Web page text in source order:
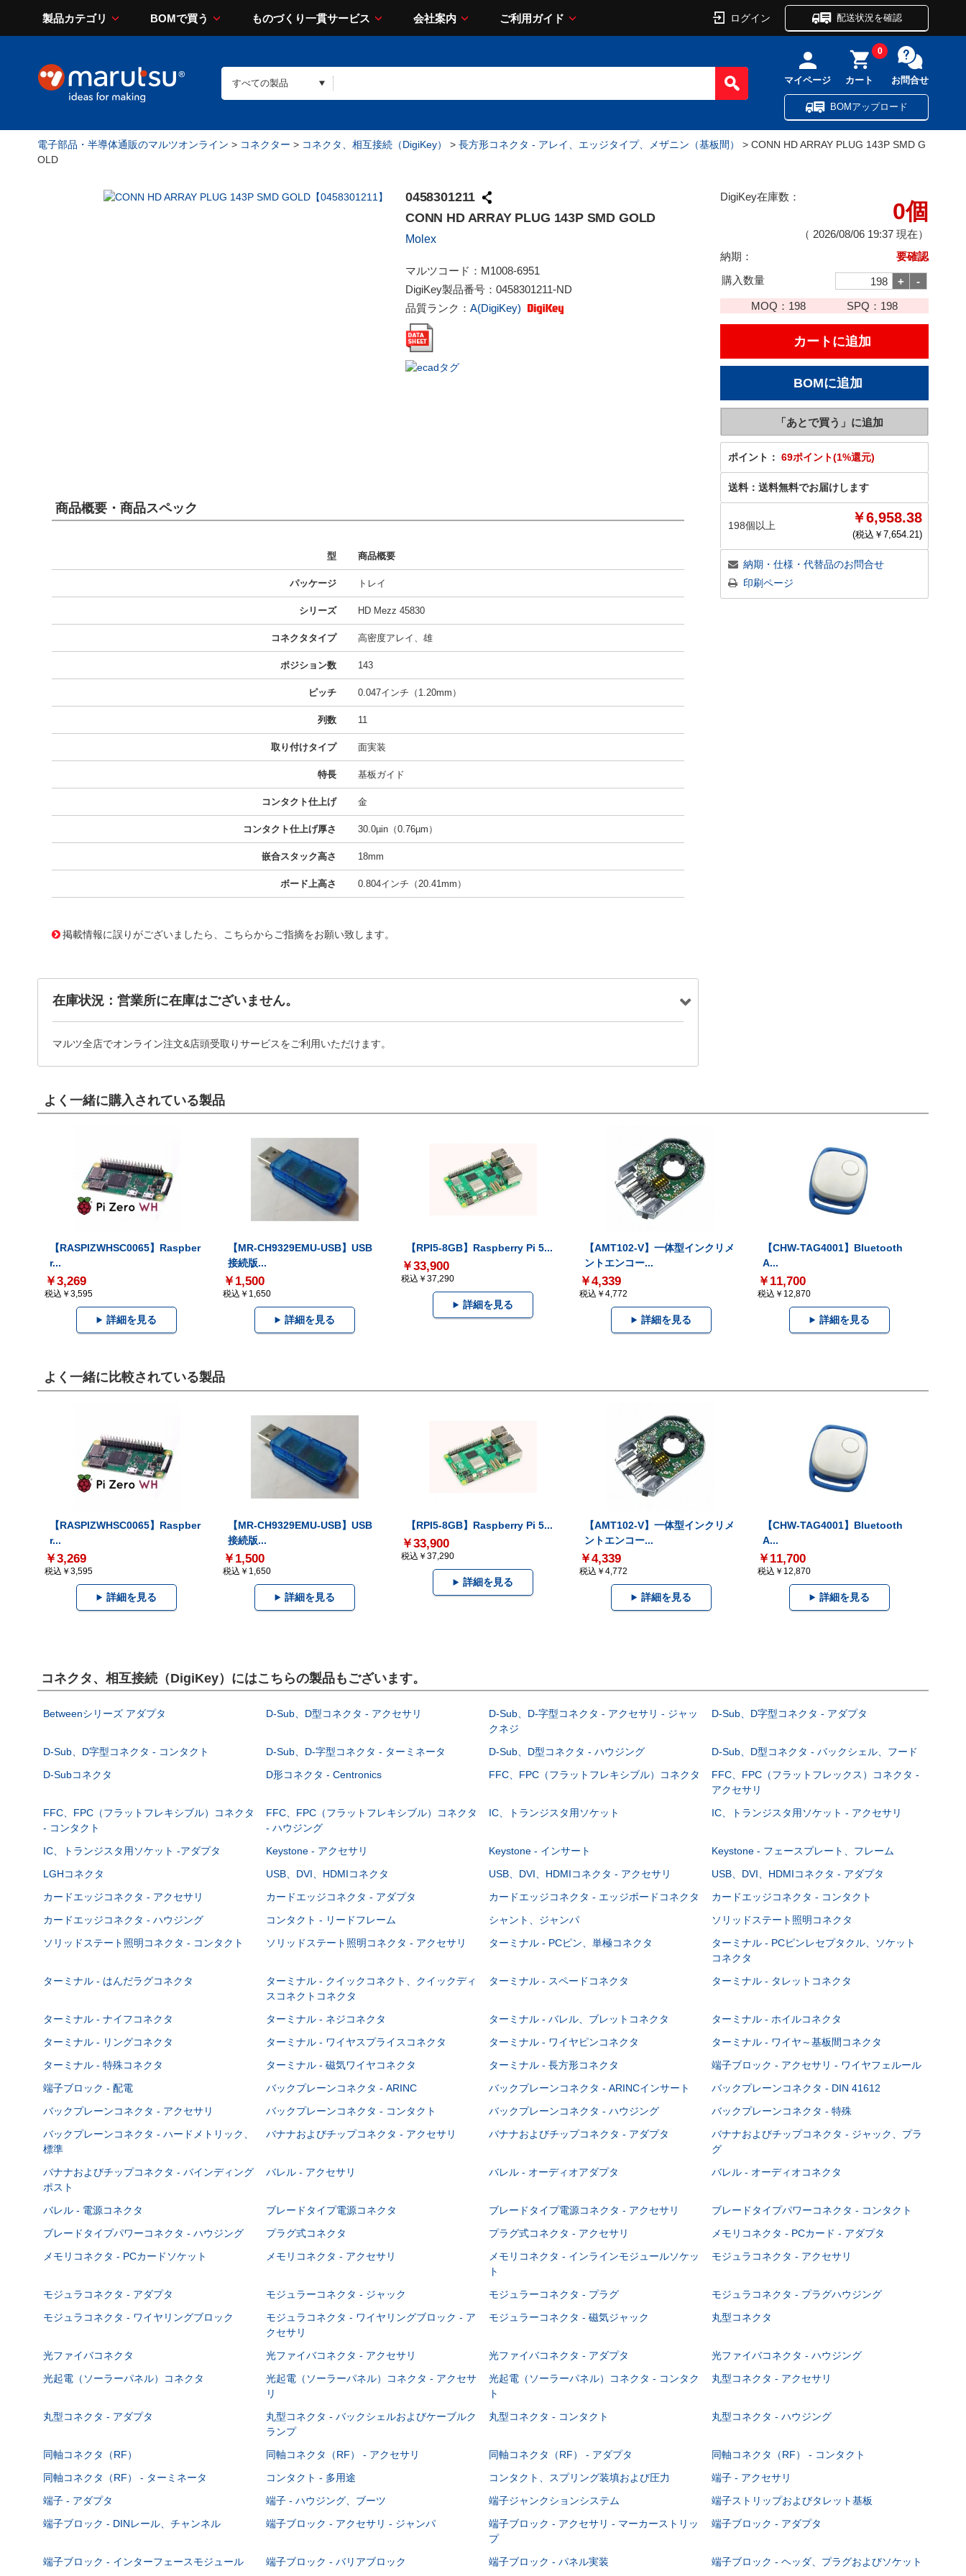
製品カテゴリ BOMで買う ものづくり一貫サービス 会社案内 ご利用ガイド ログイン 配送状況を確認
マイページ カート
0
お問合せ
BOMアップロード
電子部品・半導体通販のマルツオンライン > コネクター > コネクタ、相互接続（DigiKey） > 長方形コネクタ - アレイ、エッジタイプ、メザニン（基板間）
> CONN HD ARRAY PLUG 143P SMD G
OLD
0458301211
CONN HD ARRAY PLUG 143P SMD GOLD
Molex
マルツコード： M1008-6951
DigiKey製品番号： 0458301211-ND
品質ランク： A(DigiKey)
DigiKey在庫数：
0個
（ 2026/08/06 19:37 現在）
納期：
要確認
購入数量
MOQ： 198 SPQ： 198
ポイント： 69ポイント(1%還元)
送料： 送料無料でお届けします
198個以上 ￥6,958.38
(税込￥ 7,654.21)
納期・仕様・代替品のお問合せ
印刷ページ
商品概要・商品スペック
型 商品概要
パッケージ トレイ
シリーズ HD Mezz 45830
コネクタタイプ 高密度アレイ、雄
ポジション数 143
ピッチ 0.047インチ（1.20mm）
列数 11
取り付けタイプ 面実装
特長 基板ガイド
コンタクト仕上げ 金
コンタクト仕上げ厚さ 30.0µin（0.76µm）
嵌合スタック高さ 18mm
ボード上高さ 0.804インチ（20.41mm）
掲載情報に誤りがございましたら、こちらからご指摘をお願い致します。
在庫状況：営業所に在庫はございません。
マルツ全店でオンライン注文&店頭受取りサービスをご利用いただけます。
よく一緒に購入されている製品
【RASPIZWHSC0065】Raspber
r...
￥3,269
税込￥3,595
詳細を見る
【MR-CH9329EMU-USB】USB
接続版...
￥1,500
税込￥1,650
詳細を見る
【RPI5-8GB】Raspberry Pi 5...
￥33,900
税込￥37,290
詳細を見る
【AMT102-V】一体型インクリメ
ントエンコー...
￥4,339
税込￥4,772
詳細を見る
【CHW-TAG4001】Bluetooth
A...
￥11,700
税込￥12,870
詳細を見る
よく一緒に比較されている製品
【RASPIZWHSC0065】Raspber
r...
￥3,269
税込￥3,595
詳細を見る
【MR-CH9329EMU-USB】USB
接続版...
￥1,500
税込￥1,650
詳細を見る
【RPI5-8GB】Raspberry Pi 5...
￥33,900
税込￥37,290
詳細を見る
【AMT102-V】一体型インクリメ
ントエンコー...
￥4,339
税込￥4,772
詳細を見る
【CHW-TAG4001】Bluetooth
A...
￥11,700
税込￥12,870
詳細を見る
コネクタ、相互接続（DigiKey）にはこちらの製品もございます。
Betweenシリーズ アダプタ D-Sub、D型コネクタ - アクセサリ
D-Sub、D-字型コネクタ - アクセサリ - ジャッ
クネジ
D-Sub、D字型コネクタ - アダプタ
D-Sub、D字型コネクタ - コンタクト D-Sub、D-字型コネクタ - ターミネータ D-Sub、D型コネクタ - ハウジング
D-Sub、D型コネクタ - バックシェル、フード
D-Subコネクタ
D形コネクタ - Centronics FFC、FPC（フラットフレキシブル）コネクタ
FFC、FPC（フラットフレックス）コネクタ -
アクセサリ
FFC、FPC（フラットフレキシブル）コネクタ
- コンタクト
FFC、FPC（フラットフレキシブル）コネクタ
- ハウジング
IC、トランジスタ用ソケット IC、トランジスタ用ソケット - アクセサリ
IC、トランジスタ用ソケット -アダプタ Keystone - アクセサリ Keystone - インサート
Keystone - フェースプレート、フレーム
LGHコネクタ
USB、DVI、HDMIコネクタ USB、DVI、HDMIコネクタ - アクセサリ
USB、DVI、HDMIコネクタ - アダプタ
カードエッジコネクタ - アクセサリ
カードエッジコネクタ - アダプタ カードエッジコネクタ - エッジボードコネクタ
カードエッジコネクタ - コンタクト
カードエッジコネクタ - ハウジング
コンタクト - リードフレーム シャント、ジャンパ
ソリッドステート照明コネクタ
ソリッドステート照明コネクタ - コンタクト
ソリッドステート照明コネクタ - アクセサリ ターミナル - PCピン、単極コネクタ
ターミナル - PCピンレセプタクル、ソケット
コネクタ
ターミナル - はんだラグコネクタ
ターミナル - クイックコネクト、クイックディ
スコネクトコネクタ
ターミナル - スペードコネクタ ターミナル - タレットコネクタ
ターミナル - ナイフコネクタ ターミナル - ネジコネクタ ターミナル - バレル、ブレットコネクタ
ターミナル - ホイルコネクタ
ターミナル - リングコネクタ
ターミナル - ワイヤスプライスコネクタ ターミナル - ワイヤピンコネクタ
ターミナル - ワイヤ～基板間コネクタ
ターミナル - 特殊コネクタ
ターミナル - 磁気ワイヤコネクタ ターミナル - 長方形コネクタ
端子ブロック - アクセサリ - ワイヤフェルール
端子ブロック - 配電
バックプレーンコネクタ - ARINC バックプレーンコネクタ - ARINCインサート
バックプレーンコネクタ - DIN 41612
バックプレーンコネクタ - アクセサリ
バックプレーンコネクタ - コンタクト バックプレーンコネクタ - ハウジング
バックプレーンコネクタ - 特殊
バックプレーンコネクタ - ハードメトリック、
標準
バナナおよびチップコネクタ - アクセサリ バナナおよびチップコネクタ - アダプタ
バナナおよびチップコネクタ - ジャック、プラ
グ
バナナおよびチップコネクタ - バインディング
ポスト
バレル - アクセサリ バレル - オーディオアダプタ バレル - オーディオコネクタ
バレル - 電源コネクタ ブレードタイプ電源コネクタ ブレードタイプ電源コネクタ - アクセサリ
ブレードタイプパワーコネクタ - コンタクト
ブレードタイプパワーコネクタ - ハウジング
プラグ式コネクタ プラグ式コネクタ - アクセサリ
メモリコネクタ - PCカード - アダプタ
メモリコネクタ - PCカードソケット
メモリコネクタ - アクセサリ
メモリコネクタ - インラインモジュールソケッ
ト
モジュラコネクタ - アクセサリ
モジュラコネクタ - アダプタ モジュラーコネクタ - ジャック モジュラーコネクタ - プラグ
モジュラコネクタ - プラグハウジング
モジュラコネクタ - ワイヤリングブロック
モジュラコネクタ - ワイヤリングブロック - ア
クセサリ
モジュラーコネクタ - 磁気ジャック 丸型コネクタ
光ファイバコネクタ 光ファイバコネクタ - アクセサリ 光ファイバコネクタ - アダプタ
光ファイバコネクタ - ハウジング
光起電（ソーラーパネル）コネクタ
光起電（ソーラーパネル）コネクタ - アクセサ
リ
光起電（ソーラーパネル）コネクタ - コンタク
ト
丸型コネクタ - アクセサリ
丸型コネクタ - アダプタ
丸型コネクタ - バックシェルおよびケーブルク
ランプ
丸型コネクタ - コンタクト 丸型コネクタ - ハウジング
同軸コネクタ（RF） 同軸コネクタ（RF） - アクセサリ 同軸コネクタ（RF） - アダプタ
同軸コネクタ（RF） - コンタクト
同軸コネクタ（RF） - ターミネータ
コンタクト - 多用途 コンタクト、スプリング装填および圧力
端子 - アクセサリ
端子 - アダプタ
端子 - ハウジング、ブーツ 端子ジャンクションシステム
端子ストリップおよびタレット基板
端子ブロック - DINレール、チャンネル
端子ブロック - アクセサリ - ジャンパ
端子ブロック - アクセサリ - マーカーストリッ
プ
端子ブロック - アダプタ
端子ブロック - インターフェースモジュール 端子ブロック - バリアブロック 端子ブロック - パネル実装 端子ブロック - ヘッダ、プラグおよびソケット